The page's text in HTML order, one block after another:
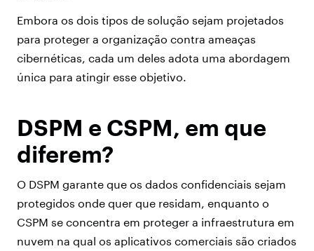
Embora os dois tipos de solução sejam projetados
para proteger a organização contra ameaças
cibernéticas, cada um deles adota uma abordagem
única para atingir esse objetivo.
DSPM e CSPM, em que
diferem?
O DSPM garante que os dados confidenciais sejam
protegidos onde quer que residam, enquanto o
CSPM se concentra em proteger a infraestrutura em
nuvem na qual os aplicativos comerciais são criados